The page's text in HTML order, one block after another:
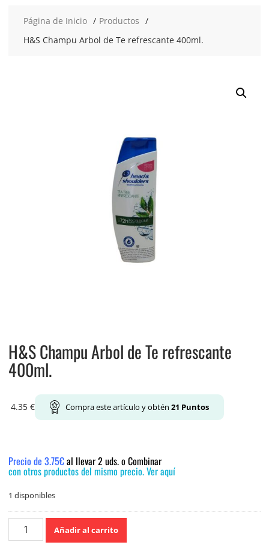
Página de Inicio
Productos
H&S Champu Arbol de Te refrescante 400ml.
H&S Champu Arbol de Te refrescante
400ml.
4.35 € Compra este artículo y obtén 21 Puntos
Precio de 3.75€al llevar 2 uds. o Combinar
con otros productos del mismo precio. Ver aquí
1 disponibles
Champu
Añadir al carrito